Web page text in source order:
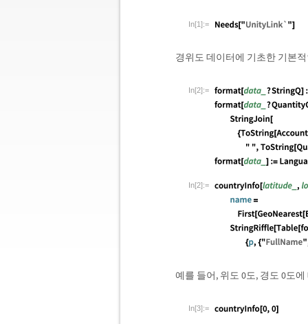
In[1]:=
경위도 데이터에 기초한 기본
In[2]:=
In[2]:=
예를 들어, 위도 0도, 경도 0도
In[3]:=